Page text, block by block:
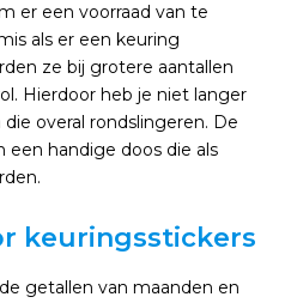
er een voorraad van te
als er een keuring
ze bij grotere aantallen
Hierdoor heb je niet langer
overal rondslingeren. De
handige doos die als
keuringsstickers
getallen van maanden en